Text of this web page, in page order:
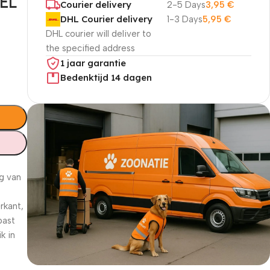
van
in
Courier delivery
2-5 Days3,95€
DHL Courier delivery
DHL courier will deliver to
the specified address
1-3 Days5,95€
1 jaar garantie
Bedenktijd 14 dagen